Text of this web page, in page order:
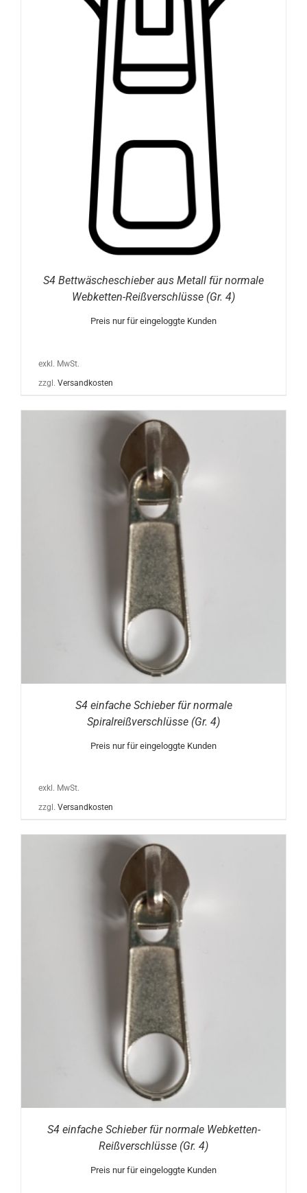
S4 Bettwäscheschieber aus Metall für normale
Webketten-Reißverschlüsse (Gr. 4)
Preis nur für eingeloggte Kunden
exkl. MwSt.
zzgl. Versandkosten
S4 einfache Schieber für normale
Spiralreißverschlüsse (Gr. 4)
Preis nur für eingeloggte Kunden
exkl. MwSt.
zzgl. Versandkosten
S4 einfache Schieber für normale Webketten-
Reißverschlüsse (Gr. 4)
Preis nur für eingeloggte Kunden